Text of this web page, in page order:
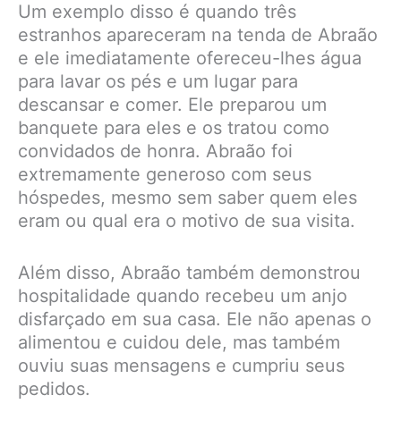
Um exemplo disso é quando três
estranhos apareceram na tenda de Abraão
e ele imediatamente ofereceu-lhes água
para lavar os pés e um lugar para
descansar e comer. Ele preparou um
banquete para eles e os tratou como
convidados de honra. Abraão foi
extremamente generoso com seus
hóspedes, mesmo sem saber quem eles
eram ou qual era o motivo de sua visita.
Além disso, Abraão também demonstrou
hospitalidade quando recebeu um anjo
disfarçado em sua casa. Ele não apenas o
alimentou e cuidou dele, mas também
ouviu suas mensagens e cumpriu seus
pedidos.